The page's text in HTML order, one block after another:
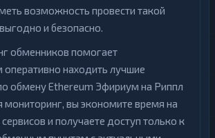
возможность провести такой
и безопасно.
обменников помогает
оперативно находить лучшие
обмену Ethereum Эфириум на Риппл
мониторинг, вы экономите время на
и получаете доступ только к